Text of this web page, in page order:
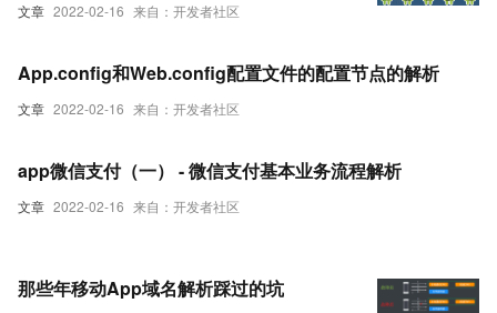
文章 2022-02-16 来自：开发者社区
文章 2022-02-16 来自：开发者社区
App.config和Web.config配置文件的配置节点的解析
文章 2022-02-16 来自：开发者社区
app微信支付（一） - 微信支付基本业务流程解析
那些年移动App域名解析踩过的坑